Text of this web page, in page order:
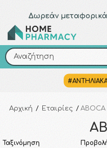
Δωρεάν
Αναζήτηση
Αρχική / Εταιρίες / ABOCA
Ταξινόμηση